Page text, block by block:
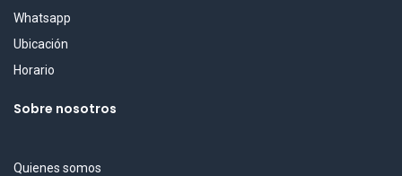
Whatsapp
Ubicación
Horario
Sobre nosotros
Quienes somos